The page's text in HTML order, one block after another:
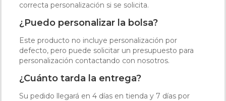
correcta personalización si se solicita.
¿Puedo personalizar la bolsa?
Este producto no incluye personalización por
defecto, pero puede solicitar un presupuesto para
personalización contactando con nosotros.
¿Cuánto tarda la entrega?
Su pedido llegará en 4 días en tienda y 7 días por